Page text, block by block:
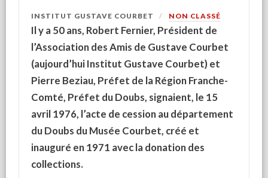
INSTITUT GUSTAVE COURBET NON CLASSÉ
Il y a 50 ans, Robert Fernier, Président de
l’Association des Amis de Gustave Courbet
(aujourd’hui Institut Gustave Courbet) et
Pierre Beziau, Préfet de la Région Franche-
Comté, Préfet du Doubs, signaient, le 15
avril 1976, l’acte de cession au département
du Doubs du Musée Courbet, créé et
inauguré en 1971 avec la donation des
collections.